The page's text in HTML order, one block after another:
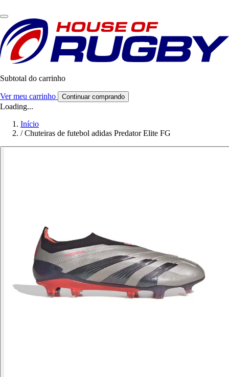
Subtotal do carrinho
Ver meu carrinho Continuar comprando
Loading...
Início
/ Chuteiras de futebol adidas Predator Elite FG